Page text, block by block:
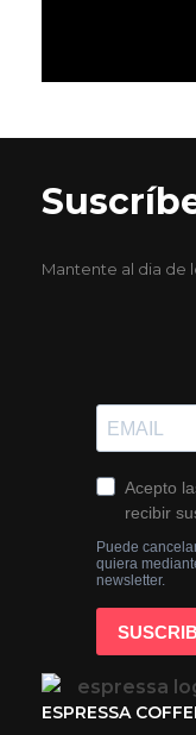
Mantente al dia de
ESPRESSA